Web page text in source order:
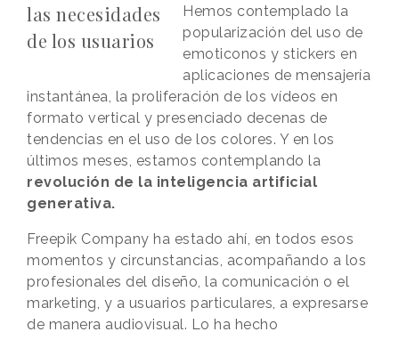
las necesidades
de los usuarios
Hemos contemplado la
popularización del uso de
emoticonos y stickers en
aplicaciones de mensajería
instantánea, la proliferación de los vídeos en
formato vertical y presenciado decenas de
tendencias en el uso de los colores. Y en los
últimos meses, estamos contemplando la
revolución de la inteligencia artificial
generativa.
Freepik Company ha estado ahí, en todos esos
momentos y circunstancias, acompañando a los
profesionales del diseño, la comunicación o el
marketing, y a usuarios particulares, a expresarse
de manera audiovisual. Lo ha hecho